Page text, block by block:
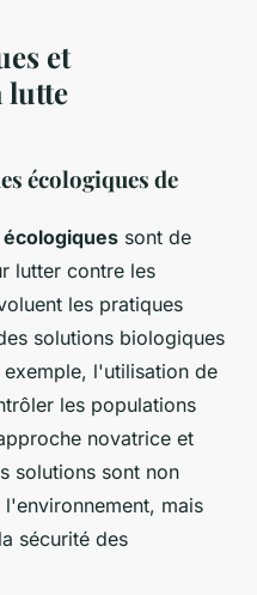
et
lutte
écologiques de
sont de
lutter contre les
les pratiques
solutions biologiques
l'utilisation de
les populations
novatrice et
solutions sont non
l'environnement, mais
sécurité des